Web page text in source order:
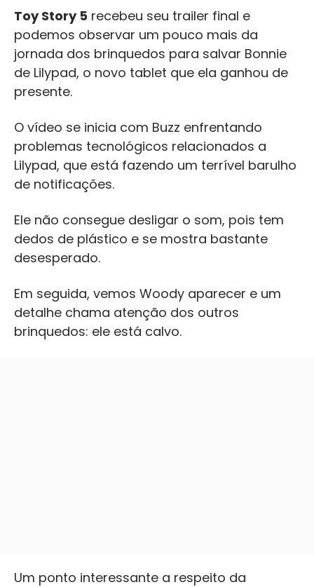
Toy Story 5 recebeu seu trailer final e
podemos observar um pouco mais da
jornada dos brinquedos para salvar Bonnie
de Lilypad, o novo tablet que ela ganhou de
presente.
O vídeo se inicia com Buzz enfrentando
problemas tecnológicos relacionados a
Lilypad, que está fazendo um terrível barulho
de notificações.
Ele não consegue desligar o som, pois tem
dedos de plástico e se mostra bastante
desesperado.
Em seguida, vemos Woody aparecer e um
detalhe chama atenção dos outros
brinquedos: ele está calvo.
Um ponto interessante a respeito da